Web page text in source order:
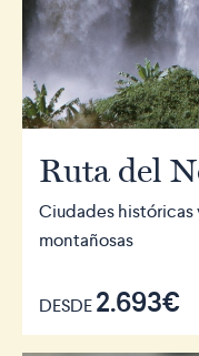
Ruta del
Ciudades históricas
montañosas
DESDE2.693€